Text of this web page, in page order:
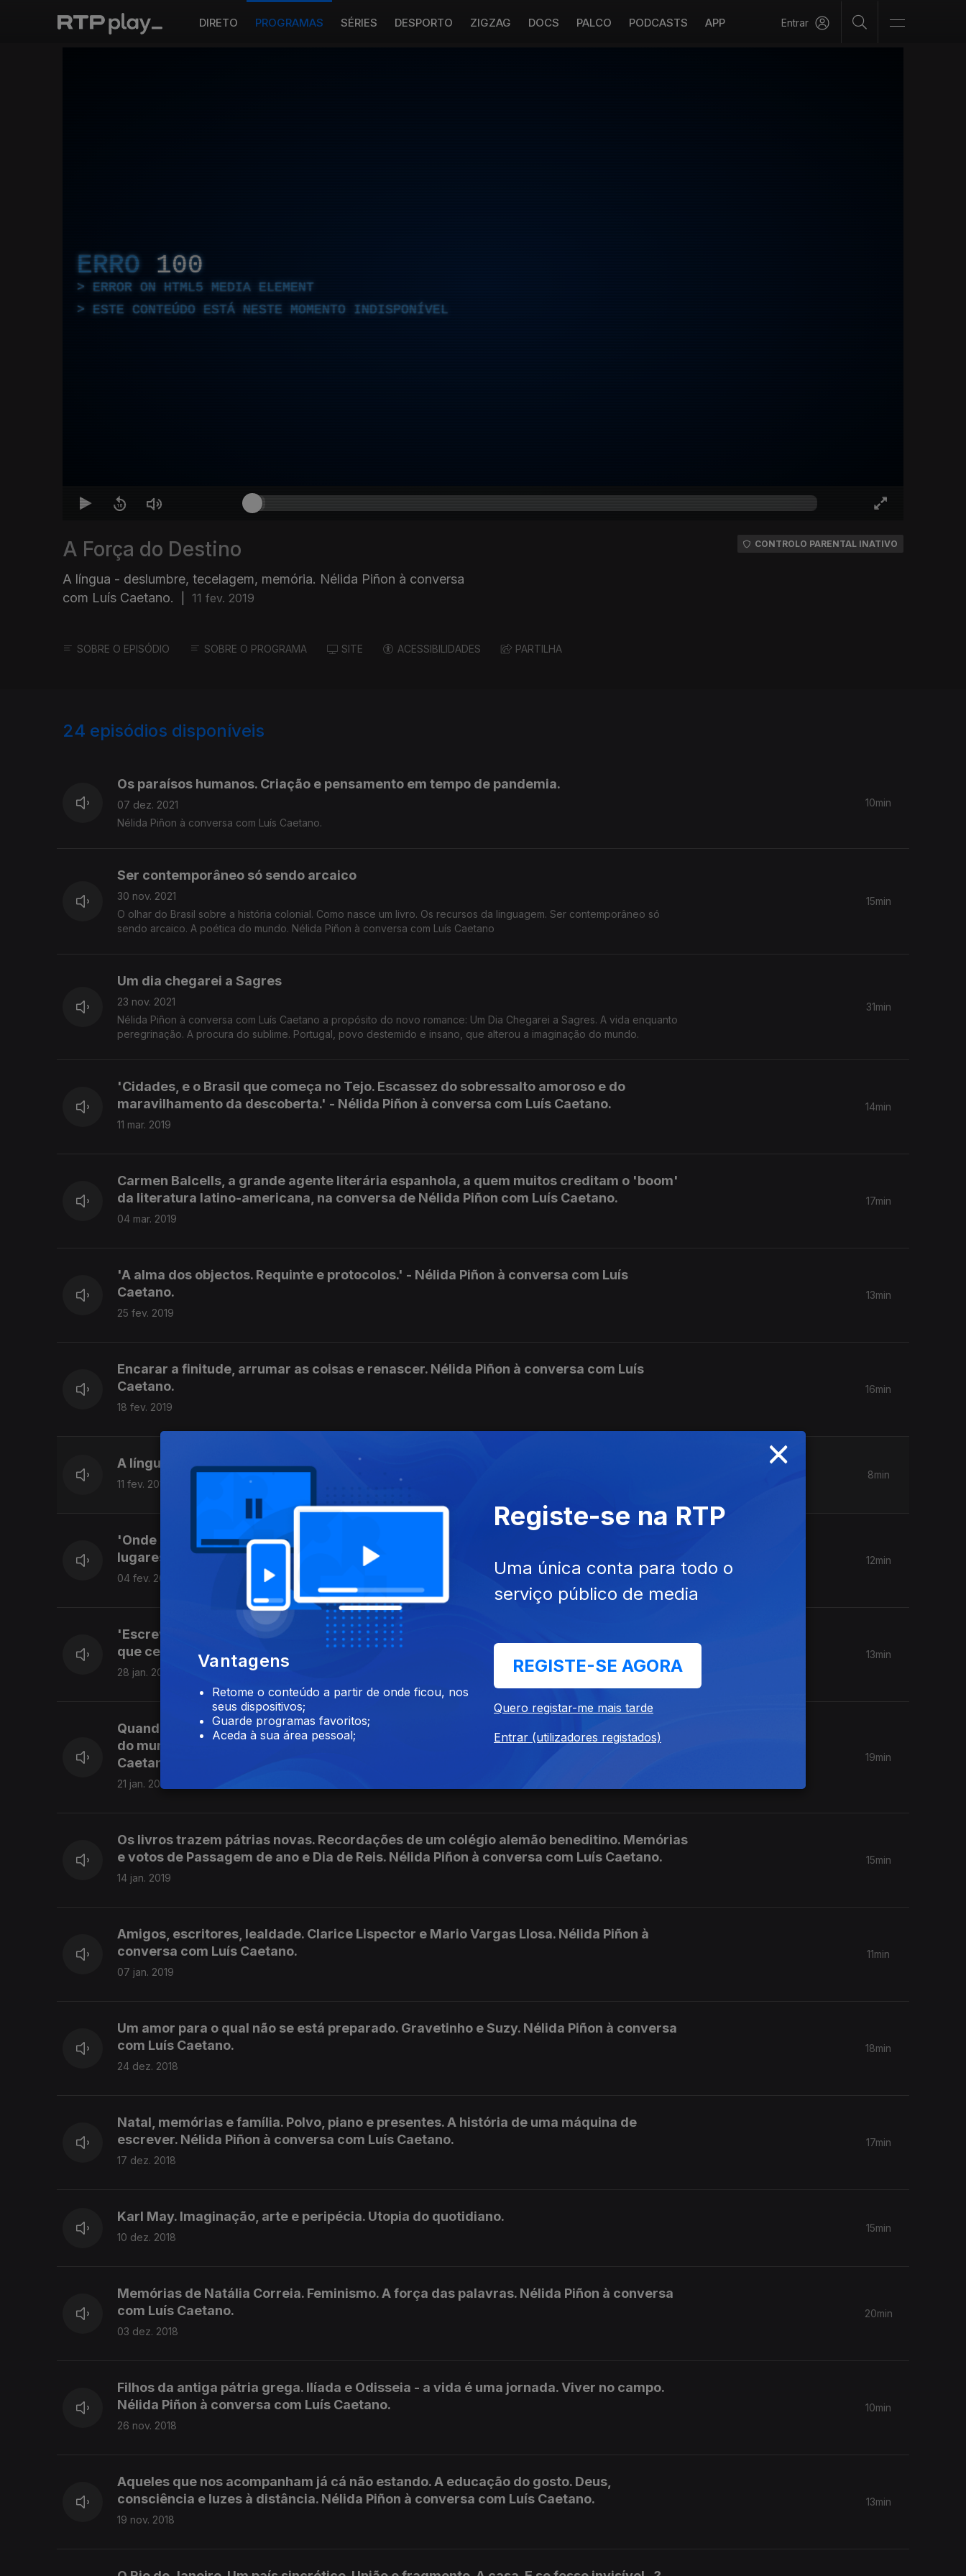
DIRETO PROGRAMAS SÉRIES DESPORTO ZIGZAG DOCS PALCO PODCASTS APP Entrar
ERRO 100
ERROR ON HTML5 MEDIA ELEMENT
ESTE CONTEÚDO ESTÁ NESTE MOMENTO INDISPONÍVEL
A Força do Destino
A língua - deslumbre, tecelagem, memória. Nélida Piñon à conversa
com Luís Caetano.
11 fev. 2019
CONTROLO PARENTAL INATIVO
SOBRE O EPISÓDIO SOBRE O PROGRAMA SITE ACESSIBILIDADES PARTILHA
24 episódios disponíveis
Os paraísos humanos. Criação e pensamento em tempo de pandemia.
07 dez. 2021
Nélida Piñon à conversa com Luís Caetano.
10min
Ser contemporâneo só sendo arcaico
30 nov. 2021
O olhar do Brasil sobre a história colonial. Como nasce um livro. Os recursos da linguagem. Ser contemporâneo só
sendo arcaico. A poética do mundo. Nélida Piñon à conversa com Luís Caetano
15min
Um dia chegarei a Sagres
23 nov. 2021
Nélida Piñon à conversa com Luís Caetano a propósito do novo romance: Um Dia Chegarei a Sagres. A vida enquanto
peregrinação. A procura do sublime. Portugal, povo destemido e insano, que alterou a imaginação do mundo.
31min
'Cidades, e o Brasil que começa no Tejo. Escassez do sobressalto amoroso e do
maravilhamento da descoberta.' - Nélida Piñon à conversa com Luís Caetano.
11 mar. 2019
14min
Carmen Balcells, a grande agente literária espanhola, a quem muitos creditam o 'boom'
da literatura latino-americana, na conversa de Nélida Piñon com Luís Caetano.
04 mar. 2019
17min
'A alma dos objectos. Requinte e protocolos.' - Nélida Piñon à conversa com Luís
Caetano.
25 fev. 2019
13min
Encarar a finitude, arrumar as coisas e renascer. Nélida Piñon à conversa com Luís
Caetano.
18 fev. 2019
16min
A língua - deslumbre, tecelagem, memória. Nélida Piñon à conversa com Luís Caetano.
11 fev. 2019
8min
'Onde esteja, sou camponesa. Desorganizo a vida em nome da tradição.' Sentir os
lugares, sentir o outro - Nélida Piñon à conversa com Luís Caetano.
04 fev. 2019
12min
'Escrever é oficializar e oficiar uma fé, é uma liturgia.' E também um olhar aos prémios
que celebram escritores. Nélida Piñon à conversa com Luís Caetano.
28 jan. 2019
13min
Quando as mulheres escritoras tinham de se afirmar num mundo de homens. A invenção
do mundo quando se é impedido de participar nele. Nélida Piñon à conversa com Luís
Caetano.
21 jan. 2019
19min
Os livros trazem pátrias novas. Recordações de um colégio alemão beneditino. Memórias
e votos de Passagem de ano e Dia de Reis. Nélida Piñon à conversa com Luís Caetano.
14 jan. 2019
15min
Amigos, escritores, lealdade. Clarice Lispector e Mario Vargas Llosa. Nélida Piñon à
conversa com Luís Caetano.
07 jan. 2019
11min
Um amor para o qual não se está preparado. Gravetinho e Suzy. Nélida Piñon à conversa
com Luís Caetano.
24 dez. 2018
18min
Natal, memórias e família. Polvo, piano e presentes. A história de uma máquina de
escrever. Nélida Piñon à conversa com Luís Caetano.
17 dez. 2018
17min
Karl May. Imaginação, arte e peripécia. Utopia do quotidiano.
10 dez. 2018
15min
Memórias de Natália Correia. Feminismo. A força das palavras. Nélida Piñon à conversa
com Luís Caetano.
03 dez. 2018
20min
Filhos da antiga pátria grega. Ilíada e Odisseia - a vida é uma jornada. Viver no campo.
Nélida Piñon à conversa com Luís Caetano.
26 nov. 2018
10min
Aqueles que nos acompanham já cá não estando. A educação do gosto. Deus,
consciência e luzes à distância. Nélida Piñon à conversa com Luís Caetano.
19 nov. 2018
13min
×
Vantagens
Retome o conteúdo a partir de onde ficou, nos
seus dispositivos;
Guarde programas favoritos;
Aceda à sua área pessoal;
Registe-se na RTP
Uma única conta para todo o
serviço público de media
REGISTE-SE AGORA
Quero registar-me mais tarde
Entrar (utilizadores registados)